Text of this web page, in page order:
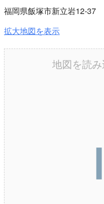
福岡県飯塚市新立岩12-37
拡大地図を表示
地図を読